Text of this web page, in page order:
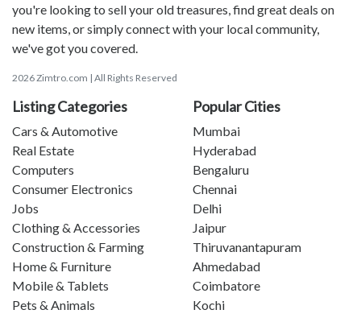
you're looking to sell your old treasures, find great deals on
new items, or simply connect with your local community,
we've got you covered.
2026 Zimtro.com | All Rights Reserved
Listing Categories
Cars & Automotive
Real Estate
Computers
Consumer Electronics
Jobs
Clothing & Accessories
Construction & Farming
Home & Furniture
Mobile & Tablets
Pets & Animals
Popular Cities
Mumbai
Hyderabad
Bengaluru
Chennai
Delhi
Jaipur
Thiruvanantapuram
Ahmedabad
Coimbatore
Kochi